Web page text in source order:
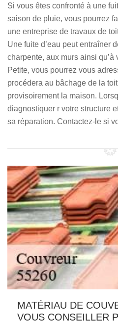
Si vous êtes confronté à une
saison de pluie, vous pourrez
une entreprise de travaux de
Une fuite d’eau peut entraîner
charpente, aux murs ainsi
Petite, vous pourrez vous
procédera au bâchage de la
provisoirement la maison.
diagnostiquer r votre structure
sa réparation. Contactez-le si
MATÉRIAU DE
VOUS CONSEILLER